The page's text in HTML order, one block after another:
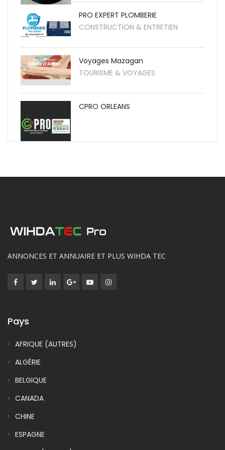
PRO EXPERT PLOMBERIE
CONSTRUCTION & ENTRETIEN
Voyages Mazagan
TOURISME & VOYAGES
CPRO ORLEANS
ANNONCES ET ANNUAIRE ET PLUS WIHDA TEC
Pays
AFRIQUE (AUTRES)
ALGÉRIE
BELGIQUE
CANADA
CHINE
ESPAGNE